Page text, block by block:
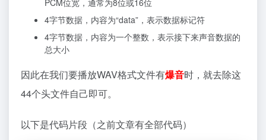
PCM位宽，通常为8位或16位
4字节数据，内容为“data”，表示数据标记符
4字节数据，内容为一个整数，表示接下来声音数据的
总大小
因此在我们要播放WAV格式文件有爆音时，就去除这
44个头文件自己即可。
以下是代码片段（之前文章有全部代码）